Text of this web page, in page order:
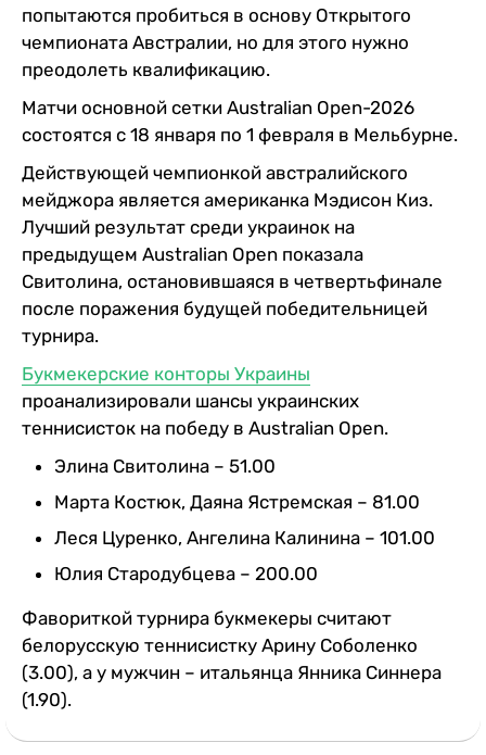
попытаются пробиться в основу Открытого
чемпионата Австралии, но для этого нужно
преодолеть квалификацию.
Матчи основной сетки Australian Open-2026
состоятся с 18 января по 1 февраля в Мельбурне.
Действующей чемпионкой австралийского
мейджора является американка Мэдисон Киз.
Лучший результат среди украинок на
предыдущем Australian Open показала
Свитолина, остановившаяся в четвертьфинале
после поражения будущей победительницей
турнира.
Букмекерские конторы Украины
проанализировали шансы украинских
теннисисток на победу в Australian Open.
Элина Свитолина – 51.00
Марта Костюк, Даяна Ястремская – 81.00
Леся Цуренко, Ангелина Калинина – 101.00
Юлия Стародубцева – 200.00
Фавориткой турнира букмекеры считают
белорусскую теннисистку Арину Соболенко
(3.00), а у мужчин – итальянца Янника Синнера
(1.90).